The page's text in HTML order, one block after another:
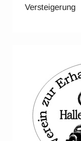
Versteigerung